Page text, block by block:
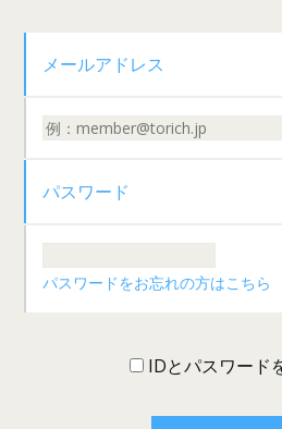
メールアドレス
パスワード
パスワードをお忘れの方はこちら
IDとパスワード